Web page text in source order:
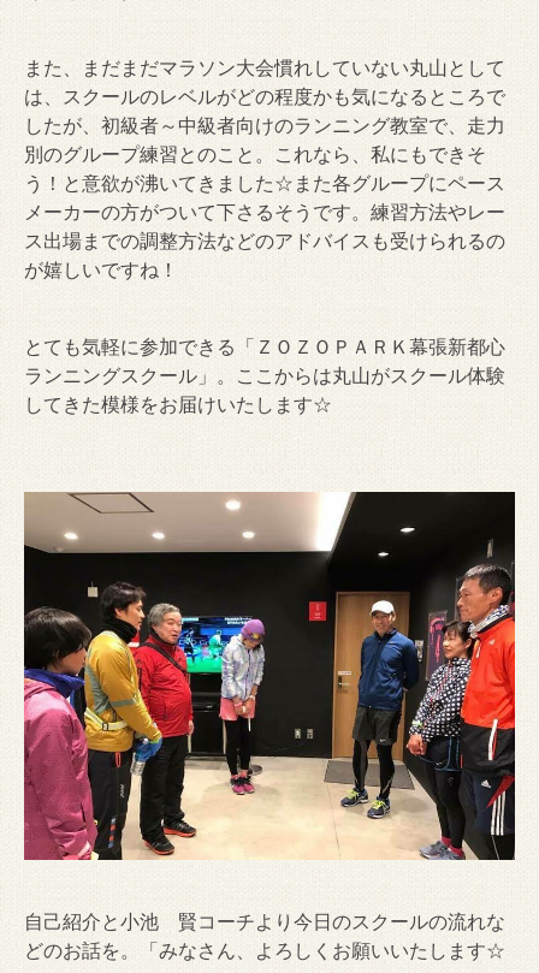
また、まだまだマラソン大会慣れしていない丸山として
は、スクールのレベルがどの程度かも気になるところで
したが、初級者～中級者向けのランニング教室で、走力
別のグループ練習とのこと。これなら、私にもできそ
う！と意欲が沸いてきました☆また各グループにペース
メーカーの方がついて下さるそうです。練習方法やレー
ス出場までの調整方法などのアドバイスも受けられるの
が嬉しいですね！
とても気軽に参加できる「ＺＯＺＯＰＡＲＫ幕張新都心
ランニングスクール」。ここからは丸山がスクール体験
してきた模様をお届けいたします☆
自己紹介と小池 賢コーチより今日のスクールの流れな
どのお話を。「みなさん、よろしくお願いいたします☆